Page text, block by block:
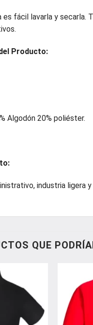
fácil lavarla y secarla.
Producto:
Algodón 20% poliéster.
industria ligera
QUE